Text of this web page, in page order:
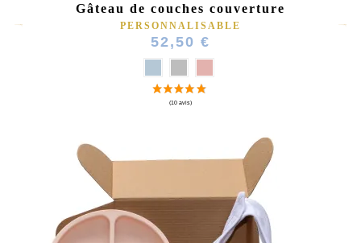
Gâteau de couches couverture
PERSONNALISABLE
52,50 €